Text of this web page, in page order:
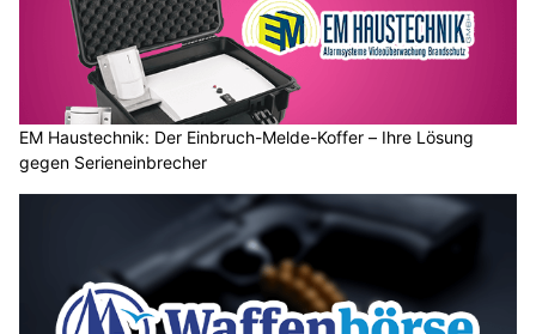
EM Haustechnik: Der Einbruch-Melde-Koffer – Ihre Lösung
gegen Serieneinbrecher